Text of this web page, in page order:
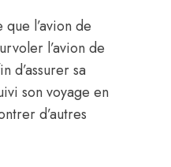
l’avion de
l’avion de
d’assurer sa
son voyage en
d’autres